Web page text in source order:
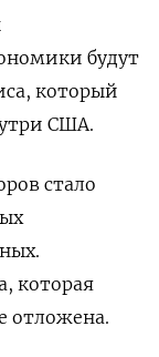
будут
который
США.
стало
которая
отложена.